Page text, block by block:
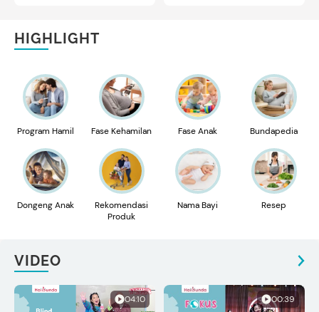
HIGHLIGHT
Program Hamil Fase Kehamilan Fase Anak Bundapedia
Dongeng Anak
Rekomendasi
Produk
Nama Bayi Resep
VIDEO
04:10 00:39